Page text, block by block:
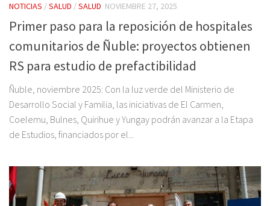
NOTICIAS /SALUD /SALUD NOVIEMBRE 27, 2025
Primer paso para la reposición de hospitales
comunitarios de Ñuble: proyectos obtienen
RS para estudio de prefactibilidad
Ñuble, noviembre 2025: Con la luz verde del Ministerio de
Desarrollo Social y Familia, las iniciativas de El Carmen,
Coelemu, Bulnes, Quirihue y Yungay podrán avanzar a la Etapa
de Estudios, financiados por el...